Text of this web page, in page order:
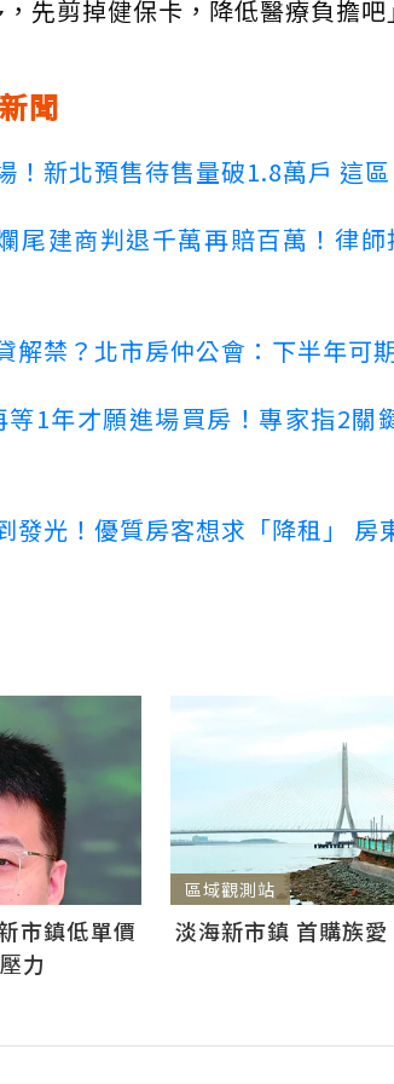
，先剪掉健保卡，降低醫療負擔吧
聞
！新北預售待售量破1.8萬戶 這
尾建商判退千萬再賠百萬！律
解禁？北市房仲公會：下半年可
等1年才願進場買房！專家指2關
發光！優質房客想求「降租」 房
市鎮低單價
力
區域觀測站
淡海新市鎮 首購族愛